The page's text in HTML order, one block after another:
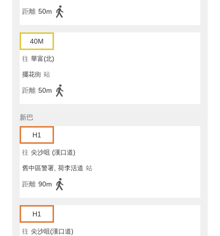
距離 50m
40M
往 華富(北)
擺花街 站
距離 50m
新巴
H1
往 尖沙咀 (漢口道)
舊中區警署, 荷李活道 站
距離 90m
H1
往 尖沙咀(漢口道)